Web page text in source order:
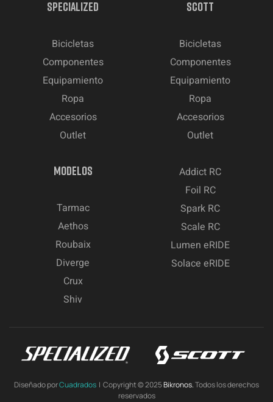
SPECIALIZED
Bicicletas
Componentes
Equipamiento
Ropa
Accesorios
Outlet
SCOTT
Bicicletas
Componentes
Equipamiento
Ropa
Accesorios
Outlet
MODELOS
Tarmac
Aethos
Roubaix
Diverge
Crux
Shiv
Addict RC
Foil RC
Spark RC
Scale RC
Lumen eRIDE
Solace eRIDE
Diseñado porCuadrados | Copyright © 2025Bikronos.Todos los derechos
reservados